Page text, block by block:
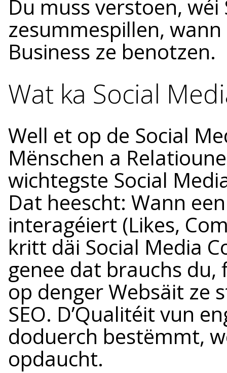
Du muss verstoen, wéi
zesummespillen,
Business ze benotzen.
Wat ka Social
Well et op de Social
Mënschen a
wichtegste Social
Dat heescht: Wann
interagéiert (Likes,
kritt däi Social Media
genee dat brauchs
op denger Websäit ze
SEO. D’Qualitéit vun
doduerch bestëmmt,
opdaucht.